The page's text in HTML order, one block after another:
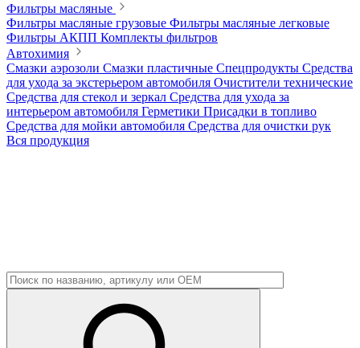
Фильтры масляные
Фильтры масляные грузовые Фильтры масляные легковые
Фильтры АКПП Комплекты фильтров
Автохимия
Смазки аэрозоли Смазки пластичные Спецпродукты Средства
для ухода за экстерьером автомобиля Очистители технические
Средства для стекол и зеркал Средства для ухода за
интерьером автомобиля Герметики Присадки в топливо
Средства для мойки автомобиля Средства для очистки рук
Вся продукция